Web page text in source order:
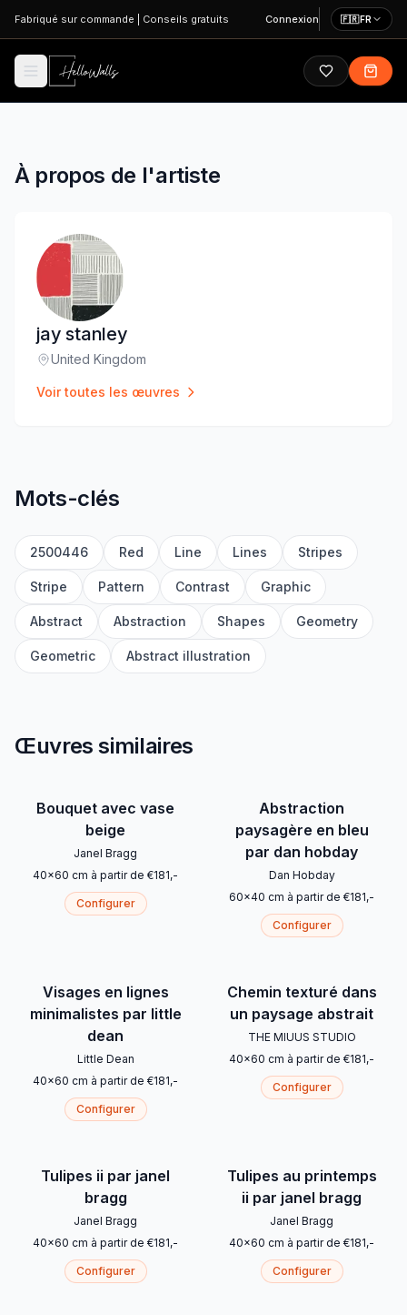
Aller au contenu principal
Fabriqué sur commande Conseils gratuits Connexion 🇫🇷FR
À propos de l'artiste
jay stanley
Lieu:
United Kingdom
Voir toutes les œuvres
Mots-clés
2500446 Red Line Lines Stripes
Stripe Pattern Contrast Graphic
Abstract Abstraction Shapes Geometry
Geometric Abstract illustration
Œuvres similaires
Bouquet avec vase
beige
Janel Bragg
40x60 cm à partir de €181,-
Configurer
Abstraction
paysagère en bleu
par dan hobday
Dan Hobday
60x40 cm à partir de €181,-
Configurer
Visages en lignes
minimalistes par little
dean
Little Dean
40x60 cm à partir de €181,-
Configurer
Chemin texturé dans
un paysage abstrait
THE MIUUS STUDIO
40x60 cm à partir de €181,-
Configurer
Tulipes ii par janel
bragg
Janel Bragg
40x60 cm à partir de €181,-
Configurer
Tulipes au printemps
ii par janel bragg
Janel Bragg
40x60 cm à partir de €181,-
Configurer